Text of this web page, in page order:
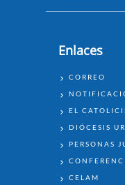
Enlaces
ENLACES
CORREO
EL
DIÓCESIS
PERSONAS
CELAM